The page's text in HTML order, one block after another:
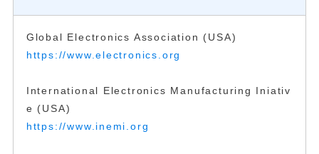
Global Electronics Association (USA)
https://www.electronics.org
International Electronics Manufacturing Iniativ
e (USA)
https://www.inemi.org